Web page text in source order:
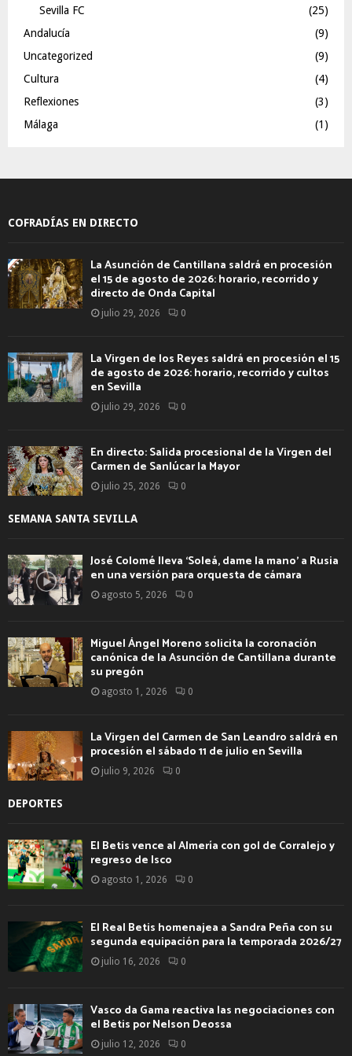
Sevilla FC
(25)
Andalucía
(9)
Uncategorized
(9)
Cultura
(4)
Reflexiones
(3)
Málaga
(1)
COFRADÍAS EN DIRECTO
La Asunción de Cantillana saldrá en procesión
el 15 de agosto de 2026: horario, recorrido y
directo de Onda Capital
julio 29, 2026 0
La Virgen de los Reyes saldrá en procesión el 15
de agosto de 2026: horario, recorrido y cultos
en Sevilla
julio 29, 2026 0
En directo: Salida procesional de la Virgen del
Carmen de Sanlúcar la Mayor
julio 25, 2026 0
SEMANA SANTA SEVILLA
José Colomé lleva ‘Soleá, dame la mano’ a Rusia
en una versión para orquesta de cámara
agosto 5, 2026 0
Miguel Ángel Moreno solicita la coronación
canónica de la Asunción de Cantillana durante
su pregón
agosto 1, 2026 0
La Virgen del Carmen de San Leandro saldrá en
procesión el sábado 11 de julio en Sevilla
julio 9, 2026 0
DEPORTES
El Betis vence al Almería con gol de Corralejo y
regreso de Isco
agosto 1, 2026 0
El Real Betis homenajea a Sandra Peña con su
segunda equipación para la temporada 2026/27
julio 16, 2026 0
Vasco da Gama reactiva las negociaciones con
el Betis por Nelson Deossa
julio 12, 2026 0